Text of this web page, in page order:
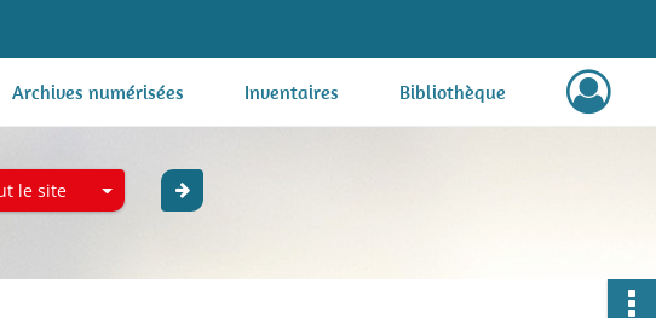
Archives numérisées Inventaires Bibliothèque
le site